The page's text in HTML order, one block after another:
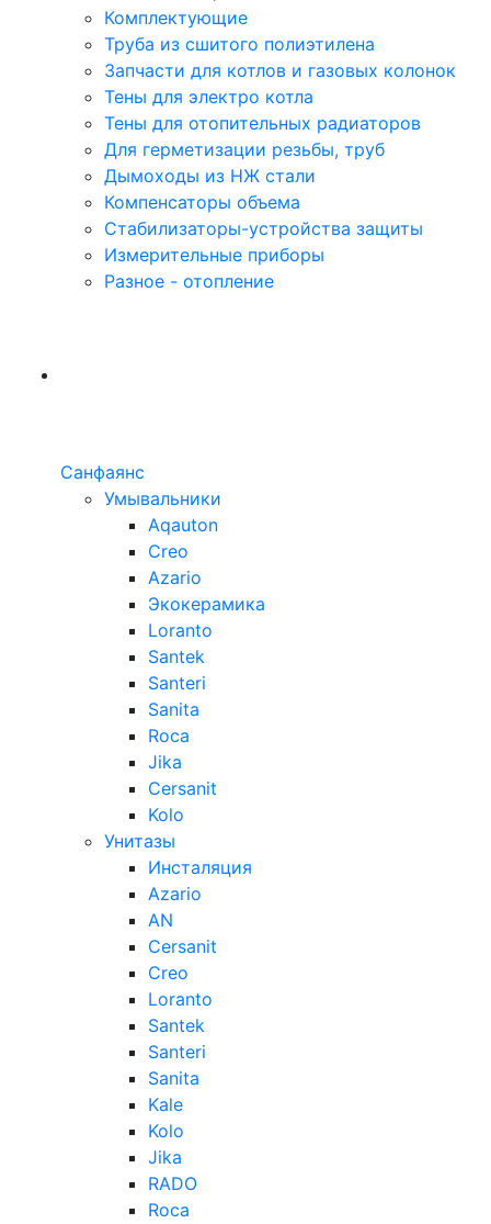
Комплектующие
Труба из сшитого полиэтилена
Запчасти для котлов и газовых колонок
Тены для электро котла
Тены для отопительных радиаторов
Для герметизации резьбы, труб
Дымоходы из НЖ стали
Компенсаторы объема
Стабилизаторы-устройства защиты
Измерительные приборы
Разное - отопление
Санфаянс
Умывальники
Aqauton
Creo
Azario
Экокерамика
Loranto
Santek
Santeri
Sanita
Roca
Jika
Cersanit
Kolo
Унитазы
Инсталяция
Azario
AN
Cersanit
Creo
Loranto
Santek
Santeri
Sanita
Kale
Kolo
Jika
RADO
Roca